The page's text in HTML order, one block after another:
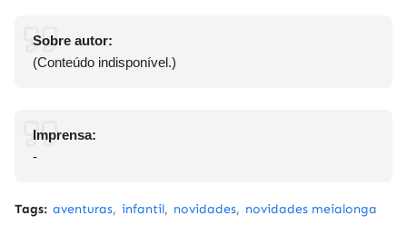
Sobre autor:
(Conteúdo indisponível.)
Imprensa:
-
Tags: aventuras infantil novidades novidades meialonga